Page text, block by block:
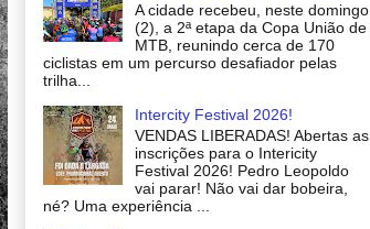
A cidade recebeu, neste domingo
(2), a 2ª etapa da Copa União de
MTB, reunindo cerca de 170
ciclistas em um percurso desafiador pelas
trilha...
Intercity Festival 2026!
VENDAS LIBERADAS! Abertas as
inscrições para o Intericity
Festival 2026! Pedro Leopoldo
vai parar! Não vai dar bobeira,
né? Uma experiência ...